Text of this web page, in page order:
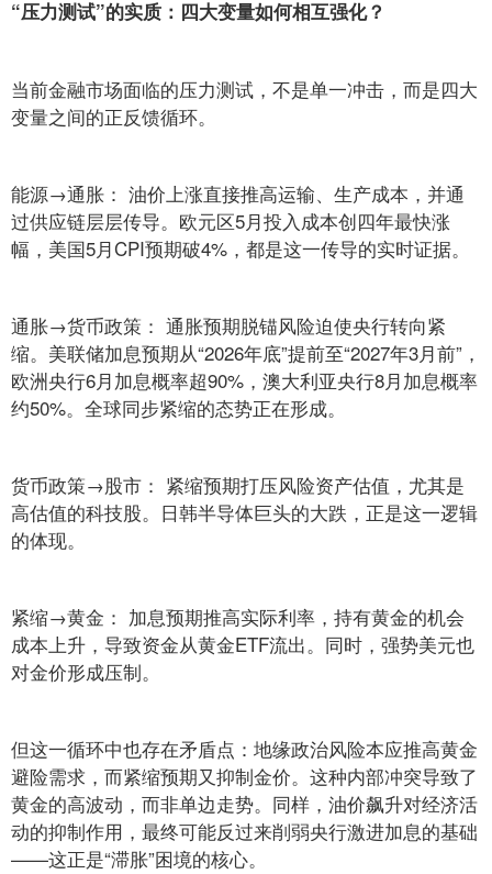
“压力测试”的实质：四大变量如何相互强化？
当前金融市场面临的压力测试，不是单一冲击，而是四大
变量之间的正反馈循环。
能源→通胀： 油价上涨直接推高运输、生产成本，并通
过供应链层层传导。欧元区5月投入成本创四年最快涨
幅，美国5月CPI预期破4%，都是这一传导的实时证据。
通胀→货币政策： 通胀预期脱锚风险迫使央行转向紧
缩。美联储加息预期从“2026年底”提前至“2027年3月前”，
欧洲央行6月加息概率超90%，澳大利亚央行8月加息概率
约50%。全球同步紧缩的态势正在形成。
货币政策→股市： 紧缩预期打压风险资产估值，尤其是
高估值的科技股。日韩半导体巨头的大跌，正是这一逻辑
的体现。
紧缩→黄金： 加息预期推高实际利率，持有黄金的机会
成本上升，导致资金从黄金ETF流出。同时，强势美元也
对金价形成压制。
但这一循环中也存在矛盾点：地缘政治风险本应推高黄金
避险需求，而紧缩预期又抑制金价。这种内部冲突导致了
黄金的高波动，而非单边走势。同样，油价飙升对经济活
动的抑制作用，最终可能反过来削弱央行激进加息的基础
——这正是“滞胀”困境的核心。